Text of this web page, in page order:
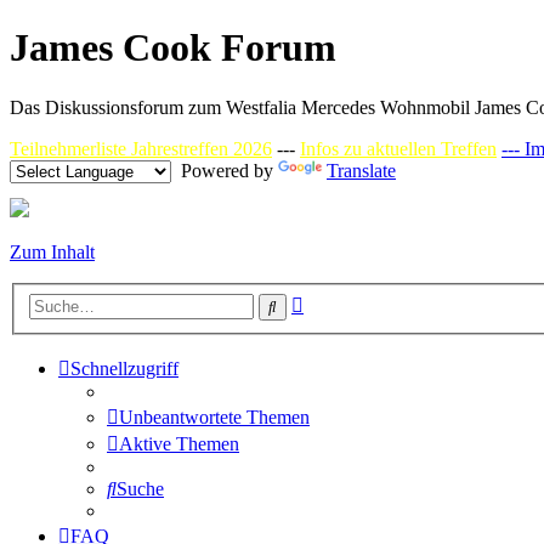
James Cook Forum
Das Diskussionsforum zum Westfalia Mercedes Wohnmobil James
Teilnehmerliste Jahrestreffen 2026 --- Infos zu aktuellen Treffen ---
Powered by
Translate
Zum Inhalt
Suche
Schnellzugriff
Unbeantwortete Themen
Aktive Themen
Suche
FAQ